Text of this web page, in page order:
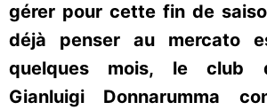
gérer pour cette fin de
déjà penser au mercato
quelques mois, le club
Gianluigi Donnarumma